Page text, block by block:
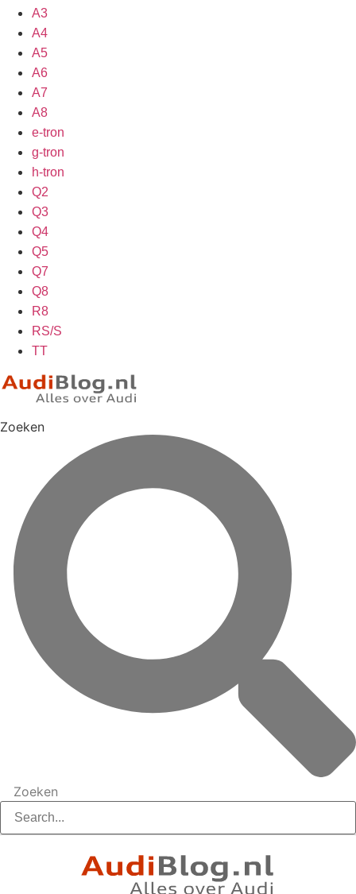
A3
A4
A5
A6
A7
A8
e-tron
g-tron
h-tron
Q2
Q3
Q4
Q5
Q7
Q8
R8
RS/S
TT
Zoeken
Zoeken